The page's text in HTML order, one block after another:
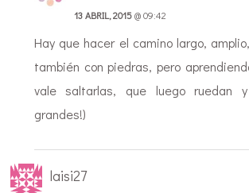
13 ABRIL, 2015@ 09:42
Hay que hacer el camino largo,
también con piedras, pero
vale saltarlas, que luego ruedan
grandes!)
laisi27